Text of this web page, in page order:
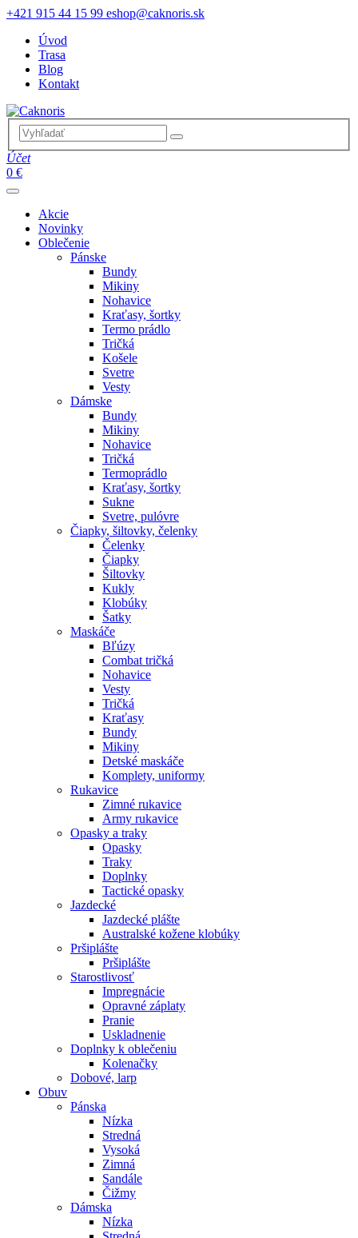
+421 915 44 15 99 eshop@caknoris.sk
Úvod
Trasa
Blog
Kontakt
Účet
0 €
Akcie
Novinky
Oblečenie
Pánske
Bundy
Mikiny
Nohavice
Kraťasy, šortky
Termo prádlo
Tričká
Košele
Svetre
Vesty
Dámske
Bundy
Mikiny
Nohavice
Tričká
Termoprádlo
Kraťasy, šortky
Sukne
Svetre, pulóvre
Čiapky, šiltovky, čelenky
Čelenky
Čiapky
Šiltovky
Kukly
Klobúky
Šatky
Maskáče
Bľúzy
Combat tričká
Nohavice
Vesty
Tričká
Kraťasy
Bundy
Mikiny
Detské maskáče
Komplety, uniformy
Rukavice
Zimné rukavice
Army rukavice
Opasky a traky
Opasky
Traky
Doplnky
Tactické opasky
Jazdecké
Jazdecké plášte
Australské kožene klobúky
Pršiplášte
Pršiplášte
Starostlivosť
Impregnácie
Opravné záplaty
Pranie
Uskladnenie
Doplnky k oblečeniu
Kolenačky
Dobové, larp
Obuv
Pánska
Nízka
Stredná
Vysoká
Zimná
Sandále
Čižmy
Dámska
Nízka